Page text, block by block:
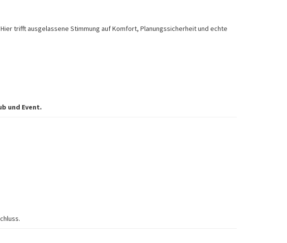
trifft ausgelassene Stimmung auf Komfort, Planungssicherheit und echte
und Event.